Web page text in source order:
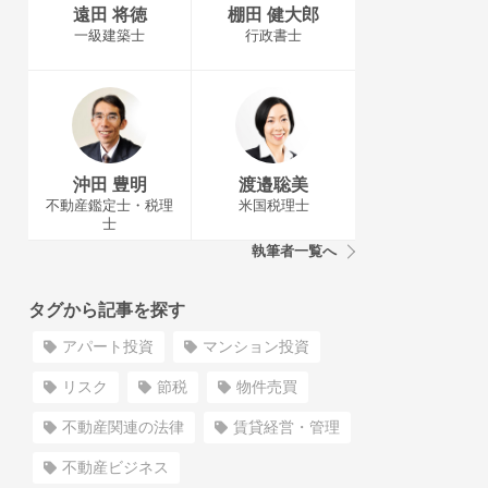
遠田 将徳
一級建築士
棚田 健大郎
行政書士
沖田 豊明
不動産鑑定士・税理
士
渡邉聡美
米国税理士
執筆者一覧へ
タグから記事を探す
アパート投資 マンション投資
リスク 節税 物件売買
不動産関連の法律 賃貸経営・管理
不動産ビジネス